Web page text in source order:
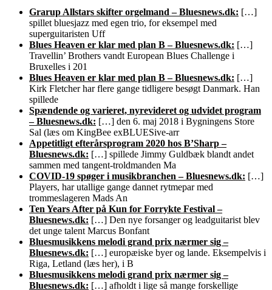
Grarup Allstars skifter orgelmand – Bluesnews.dk: […]
spillet bluesjazz med egen trio, for eksempel med
superguitaristen Uff
Blues Heaven er klar med plan B – Bluesnews.dk: […]
Travellin’ Brothers vandt European Blues Challenge i
Bruxelles i 201
Blues Heaven er klar med plan B – Bluesnews.dk: […]
Kirk Fletcher har flere gange tidligere besøgt Danmark. Han
spillede
Spændende og varieret, nyrevideret og udvidet program
– Bluesnews.dk: […] den 6. maj 2018 i Bygningens Store
Sal (læs om KingBee exBLUESive-arr
Appetitligt efterårsprogram 2020 hos B’Sharp –
Bluesnews.dk: […] spillede Jimmy Guldbæk blandt andet
sammen med tangent-troldmanden Ma
COVID-19 spøger i musikbranchen – Bluesnews.dk: […]
Players, har utallige gange dannet rytmepar med
trommeslageren Mads An
Ten Years After på Kun for Forrykte Festival –
Bluesnews.dk: […] Den nye forsanger og leadguitarist blev
det unge talent Marcus Bonfant
Bluesmusikkens melodi grand prix nærmer sig –
Bluesnews.dk: […] europæiske byer og lande. Eksempelvis i
Riga, Letland (læs her), i B
Bluesmusikkens melodi grand prix nærmer sig –
Bluesnews.dk: […] afholdt i lige så mange forskellige